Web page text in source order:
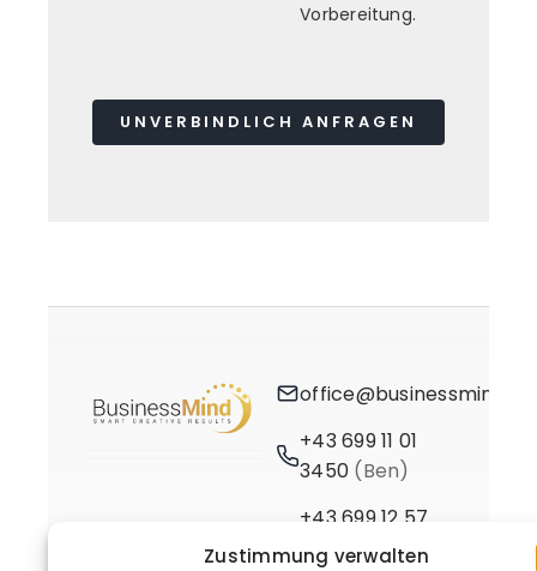
Zustimmung verwalten
Vorbereitung.
UNVERBINDLICH ANFRAGEN
office@businessmind.at
+43 699 11 01
3450 (Ben)
+43 699 12 57
3661(Birgit)